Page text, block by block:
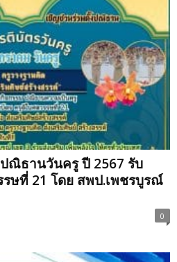
ณิธานวันครู ปี 2567 รับ
รษที่ 21 โดย สพป.เพชรบูรณ์
0